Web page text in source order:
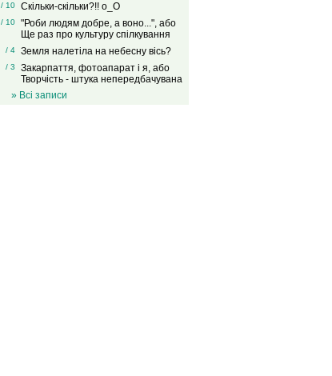
/ 10 Скільки-скільки?!! о_О
/ 10
"Роби людям добре, а воно...", або
Ще раз про культуру спілкування
/ 4 Земля налетіла на небесну вісь?
/ 3
Закарпаття, фотоапарат і я, або
Творчість - штука непередбачувана
» Всі записи